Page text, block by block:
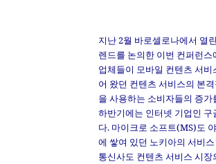
지난 2월 바로셀로나에서 열
렌드를 논의한 이번 컨퍼런
업체들이 모바일 컨텐츠 서
어 왔던 컨텐츠 서비스의 본
을 사용하는 소비자들의 증
하반기에는 인터넷 기업인
다. 마이크로 소프트(MS)도
에 쌓여 있던 노키아의 서비
통신사도 컨텐츠 서비스 시